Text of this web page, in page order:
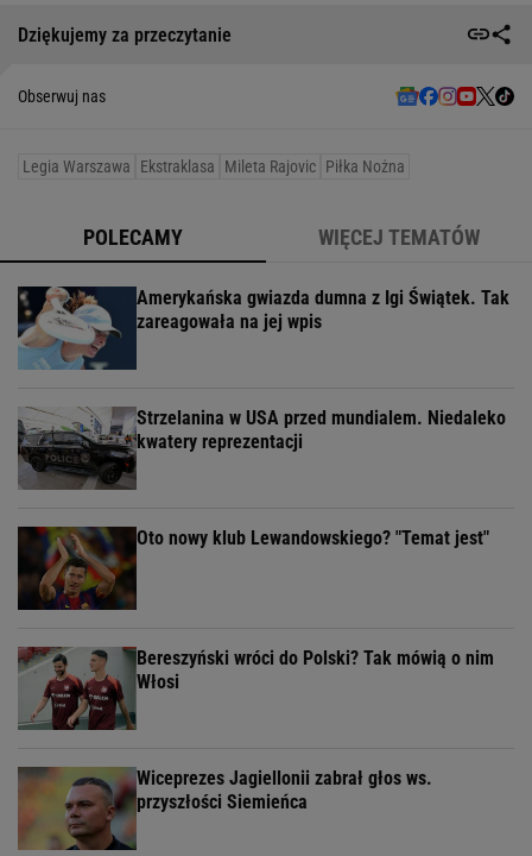
Dziękujemy za przeczytanie
Obserwuj nas
Legia Warszawa Ekstraklasa Mileta Rajovic Piłka Nożna
POLECAMY WIĘCEJ TEMATÓW
Amerykańska gwiazda dumna z Igi Świątek. Tak
zareagowała na jej wpis
Strzelanina w USA przed mundialem. Niedaleko
kwatery reprezentacji
Oto nowy klub Lewandowskiego? "Temat jest"
Bereszyński wróci do Polski? Tak mówią o nim
Włosi
Wiceprezes Jagiellonii zabrał głos ws.
przyszłości Siemieńca